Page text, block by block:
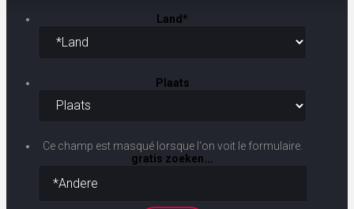
Land *
Plaats
Ce champ est masqué lorsque l‘on voit le formulaire.
gratis zoeken...